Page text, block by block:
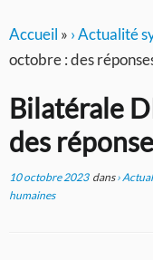
Accueil » › Actualité
octobre : des
Bilatérale
des
10 octobre 2023dans›
humaines